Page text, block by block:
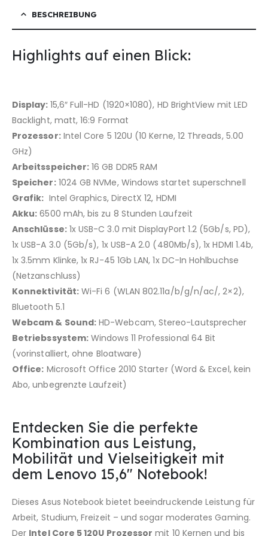
BESCHREIBUNG
Highlights auf einen Blick:
Display: 15,6″ Full-HD (1920×1080), HD BrightView mit LED
Backlight, matt, 16:9 Format
Prozessor:Intel Core 5 120U (10 Kerne, 12 Threads, 5.00
GHz)
Arbeitsspeicher: 16 GB DDR5 RAM
Speicher:1024 GB NVMe, Windows startet superschnell
Grafik: Intel Graphics, DirectX 12, HDMI
Akku: 6500 mAh, bis zu 8 Stunden Laufzeit
Anschlüsse:1x USB-C 3.0 mit DisplayPort 1.2 (5Gb/​s, PD),
1x USB-A 3.0 (5Gb/​s), 1x USB-A 2.0 (480Mb/​s), 1x HDMI 1.4b,
1x 3.5mm Klinke, 1x RJ-45 1Gb LAN, 1x DC-In Hohlbuchse
(Netzanschluss)
Konnektivität:Wi-Fi 6 (WLAN 802.11a/​b/​g/​n/​ac/, 2×2),
Bluetooth 5.1
Webcam & Sound: HD-Webcam, Stereo-Lautsprecher
Betriebssystem: Windows 11 Professional 64 Bit
(vorinstalliert, ohne Bloatware)
Office: Microsoft Office 2010 Starter (Word & Excel, kein
Abo, unbegrenzte Laufzeit)
Entdecken Sie die perfekte
Kombination aus Leistung,
Mobilität und Vielseitigkeit mit
dem Lenovo 15,6″ Notebook!
Dieses Asus Notebook bietet beeindruckende Leistung für
Arbeit, Studium, Freizeit – und sogar moderates Gaming.
Der Intel Core 5120U Prozessor mit 10 Kernen und bis